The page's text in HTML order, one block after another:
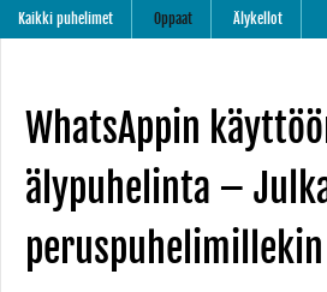
Kaikki puhelimet Oppaat Älykellot
WhatsAppin
älypuhelinta –
peruspuhelimillekin